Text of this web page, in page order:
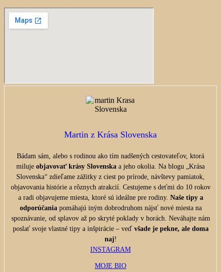
Martin z Krása Slovenska
Bádam sám, alebo s rodinou ako tím nadšených cestovateľov, ktorá
miluje objavovať krásy Slovenska a jeho okolia. Na blogu „Krása
Slovenska“ zdieľame zážitky z ciest po prírode, návštevy pamiatok,
objavovania histórie a rôznych atrakcií. Cestujeme s deťmi do 10 rokov
a radi objavujeme miesta, ktoré sú ideálne pre rodiny. Naše tipy a
odporúčaniapomáhajú iným dobrodruhom nájsť nové miesta na
spoznávanie, od splavov až po skryté poklady v horách. Neváhajte nám
poslať svoje vlastné tipy a inšpirácie – veď všade je pekne, ale doma
naj!
INSTAGRAM
MOJE BIO